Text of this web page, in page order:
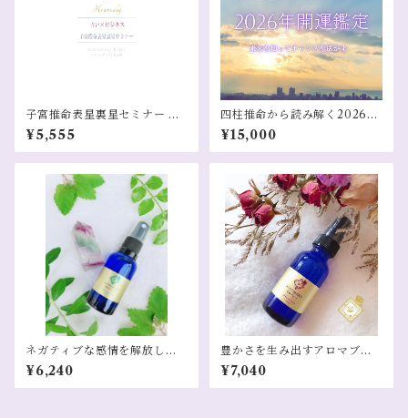
子宮推命表星裏星セミナー オ
ンデマンド配信
¥5,555
四柱推命から読み解く2026年
開運鑑定
¥15,000
ネガティブな感情を解放しあ
なた自身を整える解放ブレン
ド
¥6,240
豊かさを生み出すアロマブレ
ントスプレー 豊穣ブレンド
¥7,040